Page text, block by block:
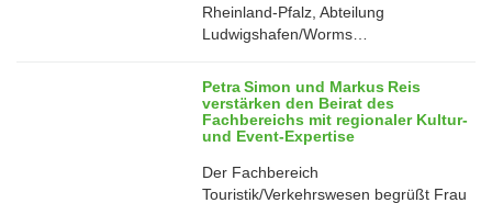
Rheinland-Pfalz, Abteilung
Ludwigshafen/Worms…
Petra Simon und Markus Reis
verstärken den Beirat des
Fachbereichs mit regionaler Kultur‑
und Event‑Expertise
Der Fachbereich
Touristik/Verkehrswesen begrüßt Frau